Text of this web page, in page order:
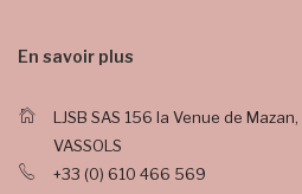
En savoir plus
LJSB SAS 156 la Venue de Mazan,
VASSOLS
+33 (0) 610 466 569